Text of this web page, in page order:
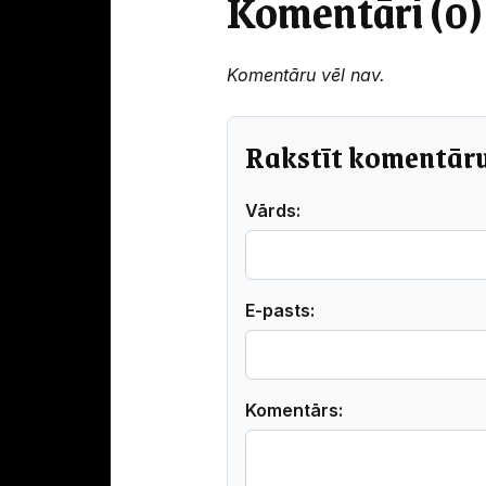
Komentāru vēl nav.
Rakstīt
Vārds:
E-pasts:
Komentārs: